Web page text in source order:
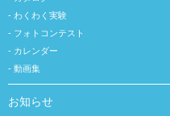
わくわく実験
フォトコンテスト
カレンダー
動画集
お知らせ